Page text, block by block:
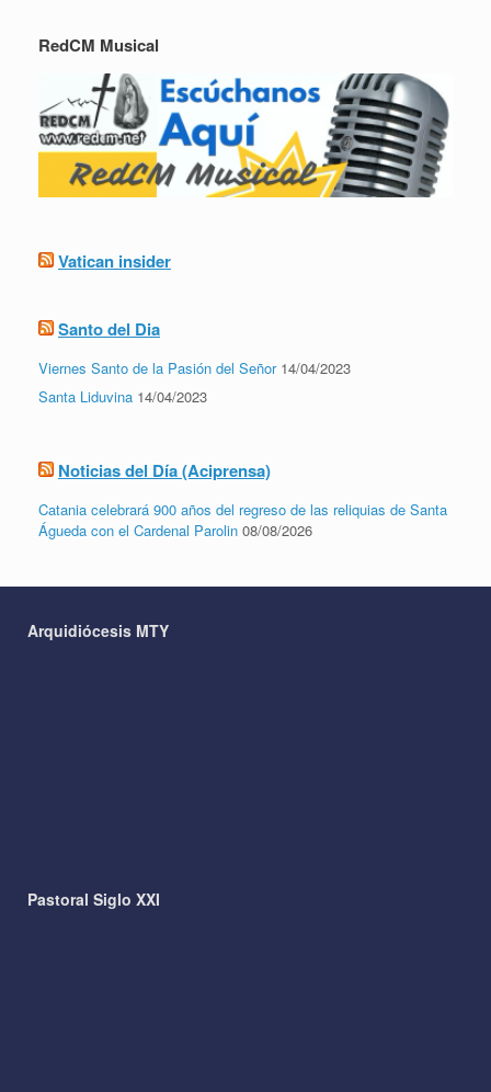
RedCM Musical
Vatican insider
Santo del Dia
Viernes Santo de la Pasión del Señor 14/04/2023
Santa Liduvina 14/04/2023
Noticias del Día (Aciprensa)
Catania celebrará 900 años del regreso de las reliquias de Santa
Águeda con el Cardenal Parolin 08/08/2026
Arquidiócesis MTY
Pastoral Siglo XXI